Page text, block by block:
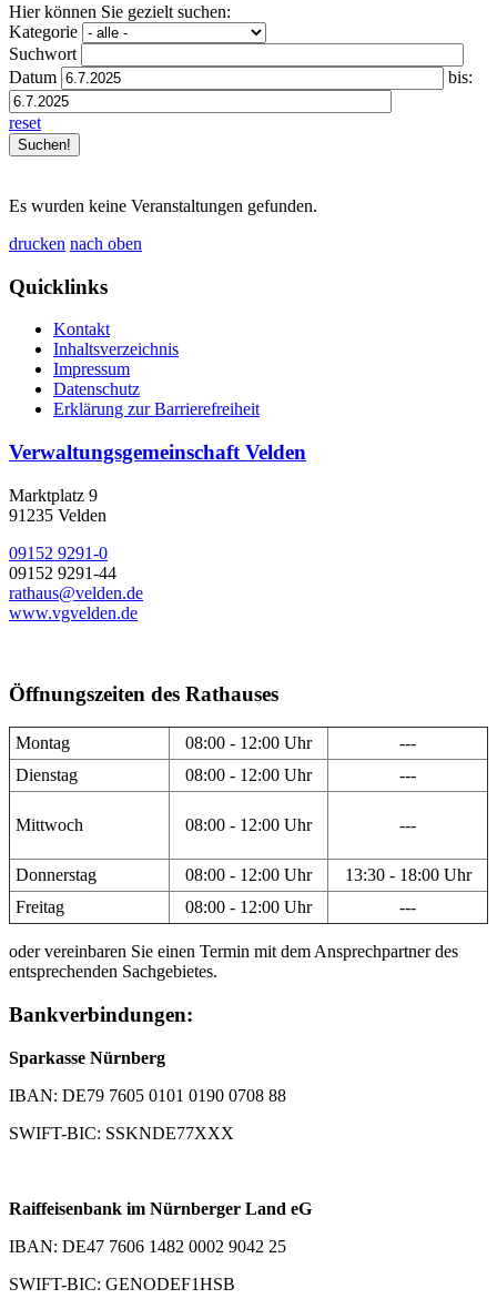
Hier können Sie gezielt suchen:
Kategorie
Suchwort
Datum
bis:
reset
Es wurden keine Veranstaltungen gefunden.
drucken nach oben
Quicklinks
Kontakt
Inhaltsverzeichnis
Impressum
Datenschutz
Erklärung zur Barrierefreiheit
Verwaltungsgemeinschaft Velden
Marktplatz 9
91235 Velden
09152 9291-0
09152 9291-44
rathaus@velden.de
www.vgvelden.de
Öffnungszeiten des Rathauses
Montag 08:00 - 12:00 Uhr
---
Dienstag
08:00 - 12:00 Uhr ---
Mittwoch 08:00 - 12:00 Uhr ---
Donnerstag 08:00 - 12:00 Uhr
13:30 - 18:00 Uhr
Freitag
08:00 - 12:00 Uhr ---
oder vereinbaren Sie einen Termin mit dem Ansprechpartner des
entsprechenden Sachgebietes.
Bankverbindungen:
Sparkasse Nürnberg
IBAN: DE79 7605 0101 0190 0708 88
SWIFT-BIC: SSKNDE77XXX
Raiffeisenbank im Nürnberger Land eG
IBAN: DE47 7606 1482 0002 9042 25
SWIFT-BIC: GENODEF1HSB